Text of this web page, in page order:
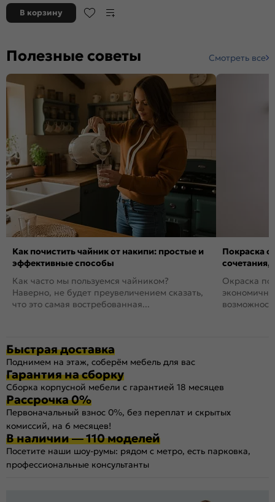
В корзину
Полезные советы Смотреть все
Как почистить чайник от накипи: простые и
эффективные способы
Как часто мы пользуемся чайником?
Наверно, не будет преувеличением сказать,
что это самая востребованная...
Покраска
сочетания,
Окраска
Быстрая доставка
Поднимем на этаж, соберём мебель для вас
Гарантия на сборку
Сборка корпусной мебели с гарантией 18 месяцев
Рассрочка 0%
Первоначальный взнос 0%, без переплат и скрытых
комиссий, на 6 месяцев!
В наличии — 110 моделей
Посетите наши шоу-румы: рядом с метро, есть парковка,
профессиональные консультанты